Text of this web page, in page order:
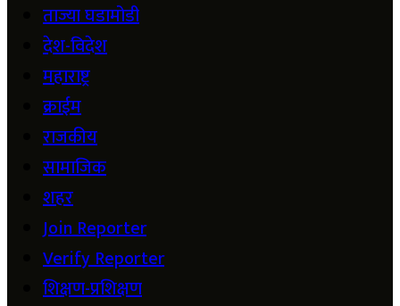
ताज्या घडामोडी
देश-विदेश
महाराष्ट्र
क्राईम
राजकीय
सामाजिक
शहर
Join Reporter
Verify Reporter
शिक्षण-प्रशिक्षण